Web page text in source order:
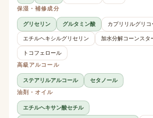
保湿・補修成分
グリセリン グルタミン酸 カプリリルグリコ
エチルヘキシルグリセリン 加水分解コーンスタ
トコフェロール
高級アルコール
ステアリルアルコール
セタノール
油剤・オイル
エチルヘキサン酸セチル